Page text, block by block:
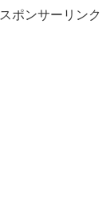
スポンサーリンク